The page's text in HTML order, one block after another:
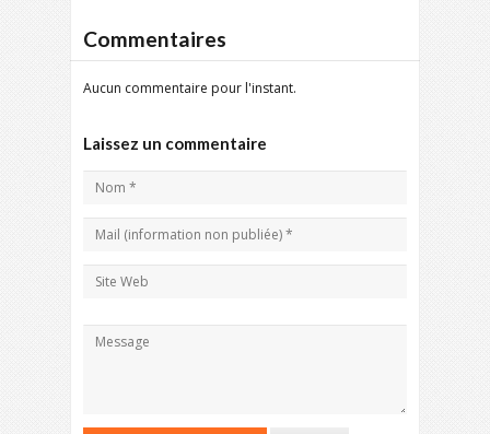
Commentaires
Aucun commentaire pour l'instant.
Laissez un commentaire